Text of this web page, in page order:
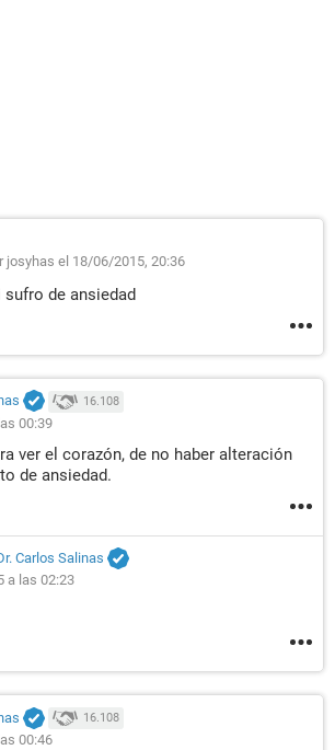
josyhas el 18/06/2015, 20:36
de ansiedad
16.108
00:39
ver el corazón, de no haber alteración
de ansiedad.
Carlos Salinas
a las 02:23
16.108
00:46